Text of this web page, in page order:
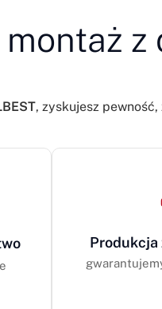
z
, zyskujesz
Produkcja